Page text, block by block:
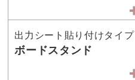
出力シート貼り付けタイプ
ボードスタンド